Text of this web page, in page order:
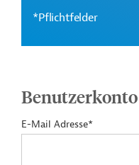
*Pflichtfelder
Benutzerkonto
E-Mail Adresse*